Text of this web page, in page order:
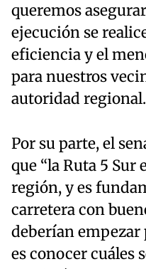
queremos
ejecución se
eficiencia y el
para nuestros
autoridad regional.
Por su parte, el
que “la Ruta 5 Sur
región, y es
carretera con
deberían
es conocer cuáles